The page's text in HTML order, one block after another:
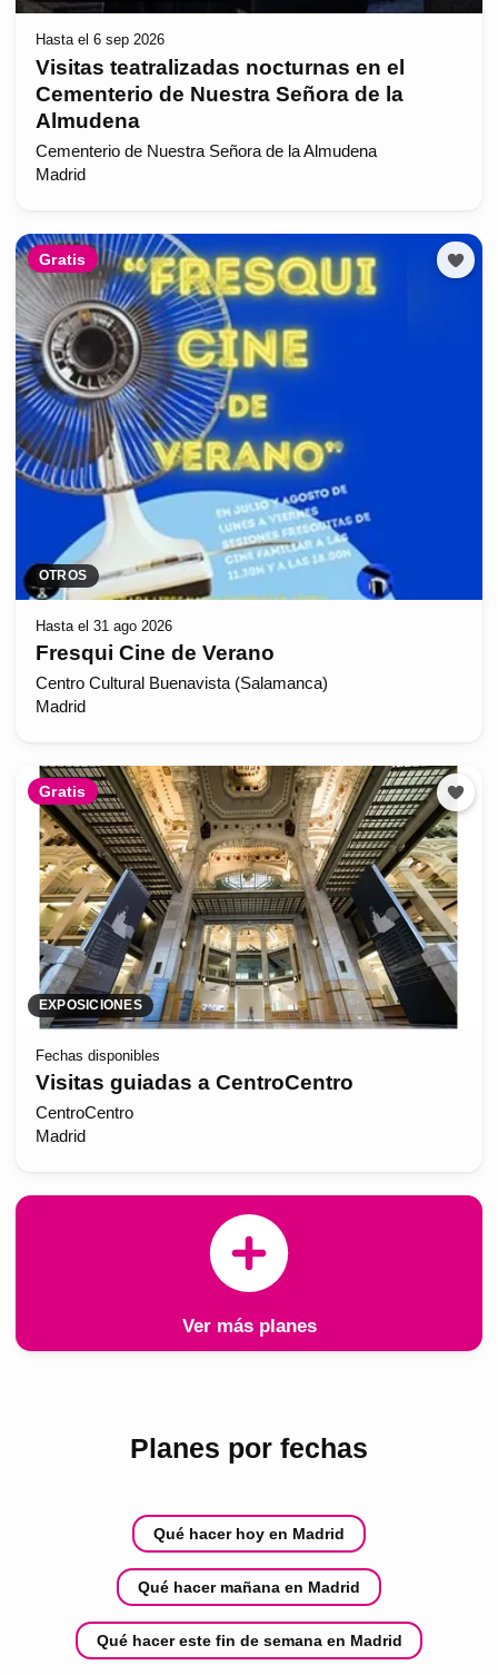
Hasta el 6 sep 2026
Visitas teatralizadas nocturnas en el
Cementerio de Nuestra Señora de la
Almudena
Cementerio de Nuestra Señora de la Almudena
Madrid
Gratis
OTROS
Hasta el 31 ago 2026
Fresqui Cine de Verano
Centro Cultural Buenavista (Salamanca)
Madrid
Gratis
EXPOSICIONES
Fechas disponibles
Visitas guiadas a CentroCentro
CentroCentro
Madrid
Ver más planes
Planes por fechas
Qué hacer hoy en Madrid
Qué hacer mañana en Madrid
Qué hacer este fin de semana en Madrid